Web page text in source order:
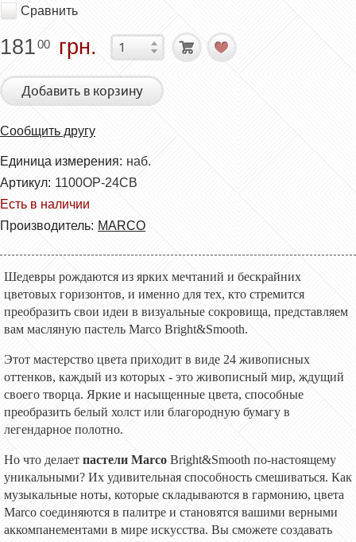
Сравнить
18100 грн.
Добавить в корзину
Сообщить другу
Единица измерения: наб.
Артикул: 1100OP-24CB
Есть в наличии
Производитель: MARCO
Шедевры рождаются из ярких мечтаний и бескрайних
цветовых горизонтов, и именно для тех, кто стремится
преобразить свои идеи в визуальные сокровища, представляем
вам масляную пастель Marco Bright&Smooth.
Этот мастерство цвета приходит в виде 24 живописных
оттенков, каждый из которых - это живописный мир, ждущий
своего творца. Яркие и насыщенные цвета, способные
преобразить белый холст или благородную бумагу в
легендарное полотно.
Но что делает пастели Marco Bright&Smooth по-настоящему
уникальными? Их удивительная способность смешиваться. Как
музыкальные ноты, которые складываются в гармонию, цвета
Marco соединяются в палитре и становятся вашими верными
аккомпанементами в мире искусства. Вы сможете создавать